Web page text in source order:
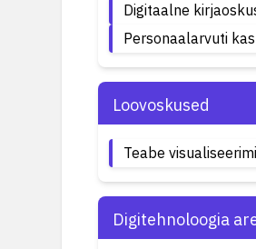
Digitaalne
Personaalarvuti
Loovoskused
Teabe
Digitehnoloogia